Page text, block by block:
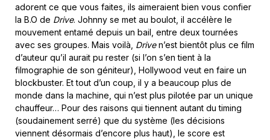
adorent ce que vous faites, ils aimeraient bien vous confier
la B.O de Drive. Johnny se met au boulot, il accélère le
mouvement entamé depuis un bail, entre deux tournées
avec ses groupes. Mais voilà, Driven’est bientôt plus ce film
d’auteur qu’il aurait pu rester (si l’on s’en tient à la
filmographie de son géniteur), Hollywood veut en faire un
blockbuster. Et tout d’un coup, il y a beaucoup plus de
monde dans la machine, qui n’est plus pilotée par un unique
chauffeur… Pour des raisons qui tiennent autant du timing
(soudainement serré) que du système (les décisions
viennent désormais d’encore plus haut), le score est